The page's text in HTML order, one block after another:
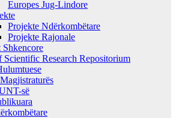
Europes Jug-Lindore
Projekte Ndërkombëtare
Projekte Rajonale
Scientific Research Repositorium
së